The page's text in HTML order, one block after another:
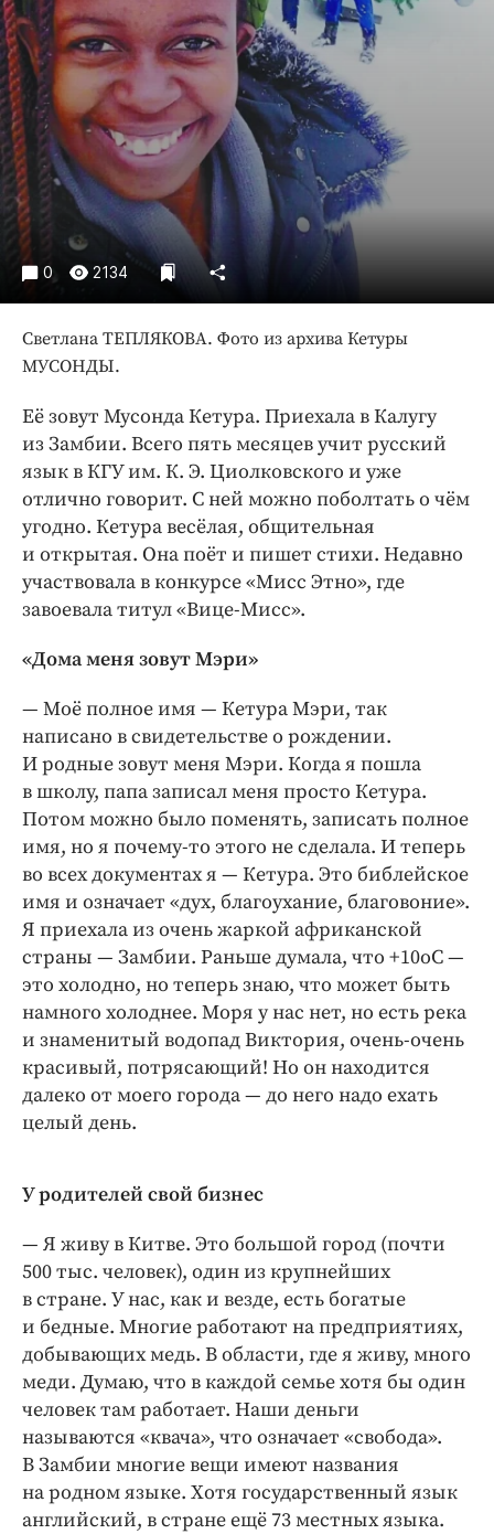
Происшествия
Спорт
Экономика и бизнес
ПРОЕКТЫ
Блоги
Издания
Медиаперсона
Интересное чтиво
Бренд года
Работодатель года
0 2134
Светлана ТЕПЛЯКОВА. Фото из архива Кетуры
МУСОНДЫ.
Её зовут Мусонда Кетура. Приехала в Калугу
из Замбии. Всего пять месяцев учит русский
язык в КГУ им. К. Э. Циолковского и уже
отлично говорит. С ней можно поболтать о чём
угодно. Кетура весёлая, общительная
и открытая. Она поёт и пишет стихи. Недавно
участвовала в конкурсе «Мисс Этно», где
завоевала титул «Вице-Мисс».
«Дома меня зовут Мэри»
— Моё полное имя — Кетура Мэри, так
написано в свидетельстве о рождении.
И родные зовут меня Мэри. Когда я пошла
в школу, папа записал меня просто Кетура.
Потом можно было поменять, записать полное
имя, но я почему-то этого не сделала. И теперь
во всех документах я — Кетура. Это библейское
имя и означает «дух, благоухание, благовоние».
Я приехала из очень жаркой африканской
страны — Замбии. Раньше думала, что +10оС —
это холодно, но теперь знаю, что может быть
намного холоднее. Моря у нас нет, но есть река
и знаменитый водопад Виктория, очень-очень
красивый, потрясающий! Но он находится
далеко от моего города — до него надо ехать
целый день.
У родителей свой бизнес
— Я живу в Китве. Это большой город (почти
500 тыс. человек), один из крупнейших
в стране. У нас, как и везде, есть богатые
и бедные. Многие работают на предприятиях,
добывающих медь. В области, где я живу, много
меди. Думаю, что в каждой семье хотя бы один
человек там работает. Наши деньги
называются «квача», что означает «свобода».
В Замбии многие вещи имеют названия
на родном языке. Хотя государственный язык
английский, в стране ещё 73 местных языка.